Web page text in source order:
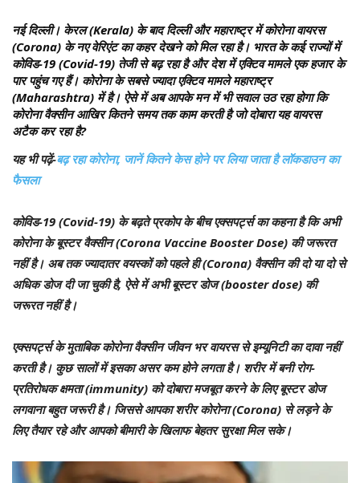
नई दिल्ली। केरल (Kerala) के बाद दिल्ली और महाराष्ट्र में कोरोना वायरस
(Corona) के नए वेरिएंट का कहर देखने को मिल रहा है। भारत के कई राज्यों में
कोविड-19 (Covid-19) तेजी से बढ़ रहा है और देश में एक्टिव मामले एक हजार के
पार पहुंच गए हैं। कोरोना के सबसे ज्यादा एक्टिव मामले महाराष्ट्र
(Maharashtra) में है। ऐसे में अब आपके मन में भी सवाल उठ रहा होगा कि
कोरोना वैक्सीन आखिर कितने समय तक काम करती है जो दोबारा यह वायरस
अटैक कर रहा है?
यह भी पढ़ें-बढ़ रहा कोरोना, जानें कितने केस होने पर लिया जाता है लॉकडाउन का
फैसला
कोविड-19 (Covid-19) के बढ़ते प्रकोप के बीच एक्सपर्ट्स का कहना है कि अभी
कोरोना के बूस्टर वैक्सीन (Corona Vaccine Booster Dose) की जरूरत
नहीं है। अब तक ज्यादातर वयस्कों को पहले ही (Corona) वैक्सीन की दो या दो से
अधिक डोज दी जा चुकी है, ऐसे में अभी बूस्टर डोज (booster dose) की
जरूरत नहीं है।
एक्सपर्ट्स के मुताबिक कोरोना वैक्सीन जीवन भर वायरस से इम्यूनिटी का दावा नहीं
करती है। कुछ सालों में इसका असर कम होने लगता है। शरीर में बनी रोग-
प्रतिरोधक क्षमता (immunity) को दोबारा मजबूत करने के लिए बूस्टर डोज
लगवाना बहुत जरूरी है। जिससे आपका शरीर कोरोना (Corona) से लड़ने के
लिए तैयार रहे और आपको बीमारी के खिलाफ बेहतर सुरक्षा मिल सके।